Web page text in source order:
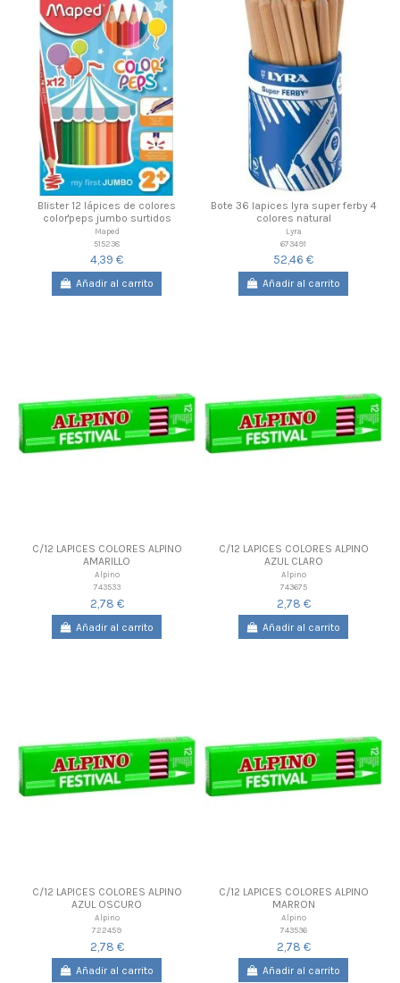
Blister 12 lápices de colores
color'peps jumbo surtidos
Maped
515238
4,39 €
Añadir al carrito
Bote 36 lapices lyra super ferby 4
colores natural
Lyra
673491
52,46 €
Añadir al carrito
C/12 LAPICES COLORES ALPINO
AMARILLO
Alpino
743533
2,78 €
Añadir al carrito
C/12 LAPICES COLORES ALPINO
AZUL CLARO
Alpino
743675
2,78 €
Añadir al carrito
C/12 LAPICES COLORES ALPINO
AZUL OSCURO
Alpino
722459
2,78 €
Añadir al carrito
C/12 LAPICES COLORES ALPINO
MARRON
Alpino
743536
2,78 €
Añadir al carrito